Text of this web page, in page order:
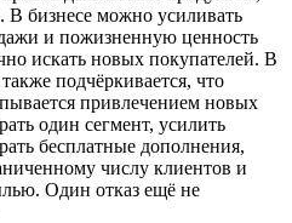
В бизнесе можно усиливать
и пожизненную ценность
искать новых покупателей. В
подчёркивается, что
привлечением новых
один сегмент, усилить
бесплатные дополнения,
числу клиентов и
Один отказ ещё не